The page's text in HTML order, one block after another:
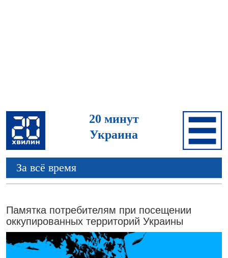
20 минут
Украина
За всё время
Памятка потребителям при посещении
оккупированных территорий Украины